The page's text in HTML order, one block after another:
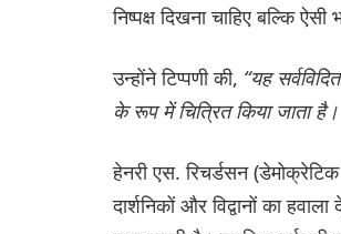
निष्पक्ष दिखना चाहिए बल्कि
उन्होंने टिप्पणी की, “यह
के रूप में चित्रित किया जाता है।
हेनरी एस. रिचर्डसन
दार्शनिकों और विद्वानों का